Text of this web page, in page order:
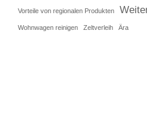
Vorteile von regionalen Produkten
Wohnwagen reinigen Zeltverleih Ära